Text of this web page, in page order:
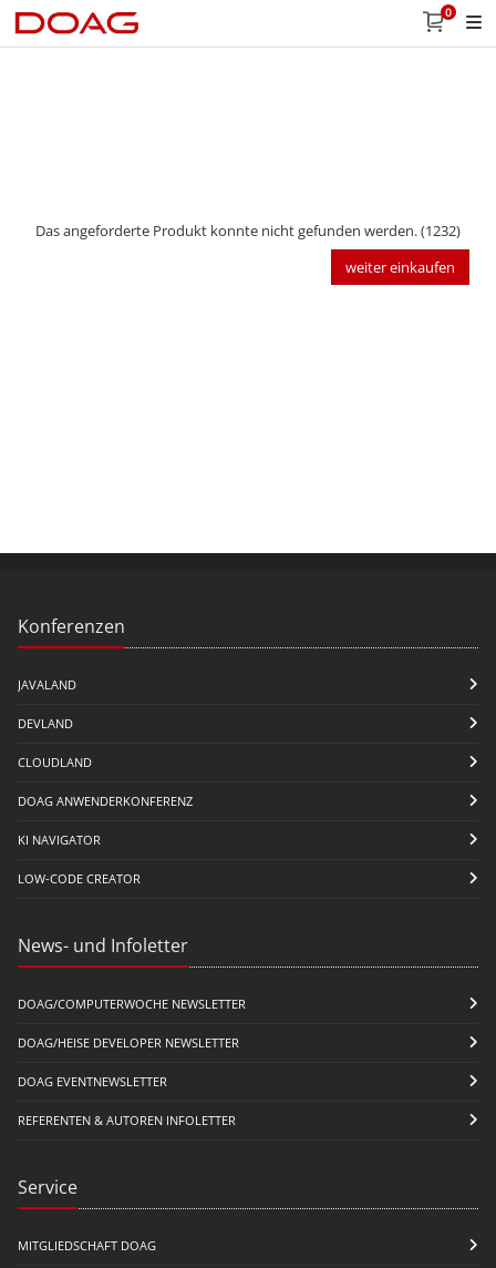
0
Das angeforderte Produkt konnte nicht gefunden werden. (1232)
weiter einkaufen
Konferenzen
JAVALAND
DEVLAND
CLOUDLAND
DOAG ANWENDERKONFERENZ
KI NAVIGATOR
LOW-CODE CREATOR
News- und Infoletter
DOAG/COMPUTERWOCHE NEWSLETTER
DOAG/HEISE DEVELOPER NEWSLETTER
DOAG EVENTNEWSLETTER
REFERENTEN & AUTOREN INFOLETTER
Service
MITGLIEDSCHAFT DOAG